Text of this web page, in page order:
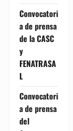
Convocatori
a de prensa
de la CASC
y
FENATRASA
L
Convocatori
a de prensa
del